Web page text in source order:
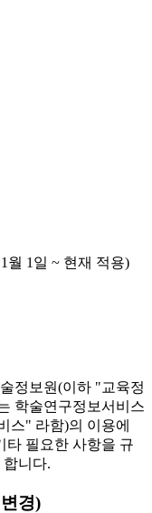
월 1일 ~ 현재 적용)
정보원(이하 "교육정
학술연구정보서비스
스" 라함)의 이용에
타 필요한 사항을 규
니다.
경)